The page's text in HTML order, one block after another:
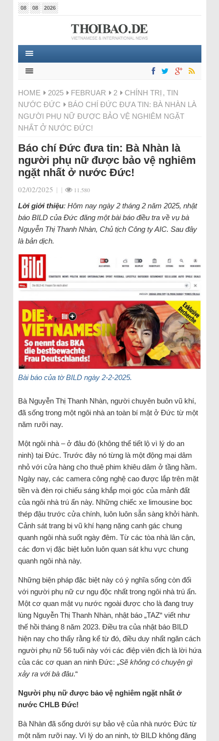
08 08 2026
HOME 2025 FEBRUAR 2 CHÍNH TRỊ , TIN
NƯỚC ĐỨC
BÁO CHÍ ĐỨC ĐƯA TIN: BÀ NHÀN LÀ
NGƯỜI PHỤ NỮ ĐƯỢC BẢO VỆ NGHIÊM NGẶT
NHẤT Ở NƯỚC ĐỨC!
Báo chí Đức đưa tin: Bà Nhàn là
người phụ nữ được bảo vệ nghiêm
ngặt nhất ở nước Đức!
02/02/2025 | | 11.580
Lời giới thiệu: Hôm nay ngày 2 tháng 2 năm 2025, nhật
báo BILD của Đức đăng một bài báo điều tra về vụ bà
Nguyễn Thị Thanh Nhàn, Chủ tịch Công ty AIC. Sau đây
là bản dịch.
Bài báo của tờ BILD ngày 2-2-2025.
Bà Nguyễn Thị Thanh Nhàn, người chuyên buôn vũ khí,
đã sống trong một ngôi nhà an toàn bí mật ở Đức từ một
năm rưỡi nay.
Một ngôi nhà – ở đâu đó (không thể tiết lộ vì lý do an
ninh) tại Đức. Trước đây nó từng là một động mại dâm
nhỏ với cửa hàng cho thuê phim khiêu dâm ở tầng hầm.
Ngày nay, các camera công nghệ cao được lắp trên mặt
tiền và đèn rọi chiếu sáng khắp mọi góc của mảnh đất
của ngôi nhà trú ẩn này. Những chiếc xe limousine bọc
thép đậu trước cửa chính, luôn luôn sẵn sàng khởi hành.
Cảnh sát trang bị vũ khí hạng nặng canh gác chung
quanh ngôi nhà suốt ngày đêm. Từ các tòa nhà lân cận,
các đơn vị đặc biệt luôn luôn quan sát khu vực chung
quanh ngôi nhà này.
Những biện pháp đặc biệt này có ý nghĩa sống còn đối
với người phụ nữ cư ngụ độc nhất trong ngôi nhà trú ẩn.
Một cơ quan mật vụ nước ngoài được cho là đang truy
lùng Nguyễn Thị Thanh Nhàn, nhật báo „TAZ“ viết như
thế hồi tháng 8 năm 2023. Điều tra của nhật báo BILD
hiện nay cho thấy rằng kể từ đó, điều duy nhất ngăn cách
người phụ nữ 56 tuổi này với các điệp viên địch là lời hứa
của các cơ quan an ninh Đức: „Sẽ không có chuyện gì
xảy ra với bà đâu.“
Người phụ nữ được bảo vệ nghiêm ngặt nhất ở
nước CHLB Đức!
Bà Nhàn đã sống dưới sự bảo vệ của nhà nước Đức từ
một năm rưỡi nay. Vì lý do an ninh, tờ BILD không đăng